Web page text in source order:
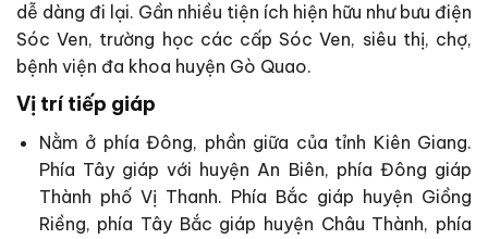
dễ dàng đi lại. Gần nhiều tiện ích hiện hữu như bưu điện
Sóc Ven, trường học các cấp Sóc Ven, siêu thị, chợ,
bệnh viện đa khoa huyện Gò Quao.
Vị trí tiếp giáp
Nằm ở phía Đông, phần giữa của tỉnh Kiên Giang.
Phía Tây giáp với huyện An Biên, phía Đông giáp
Thành phố Vị Thanh. Phía Bắc giáp huyện Giồng
Riềng, phía Tây Bắc giáp huyện Châu Thành, phía